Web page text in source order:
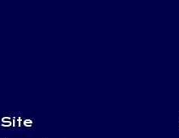
Site